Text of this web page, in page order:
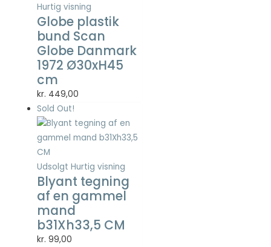
Hurtig visning
Globe plastik
bund Scan
Globe Danmark
1972 Ø30xH45
cm
kr. 449,00
Sold Out!
Udsolgt Hurtig visning
Blyant tegning
af en gammel
mand
b31Xh33,5 CM
kr. 99,00
med at gøre en
hjemmeside
brugbar ved at
aktivere
grundlæggende
funktioner
såsom side-
navigation og
adgang til sikre
områder af
hjemmesiden.
Hjemmesiden
kan ikke fungere
ordentligt uden
disse cookies.
Statistisk
Statistisk
cookies